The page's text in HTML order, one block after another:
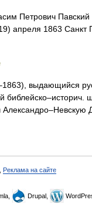
Петрович Павский
апреля 1863
выдающийся
Реклама на сайте
Drupal,